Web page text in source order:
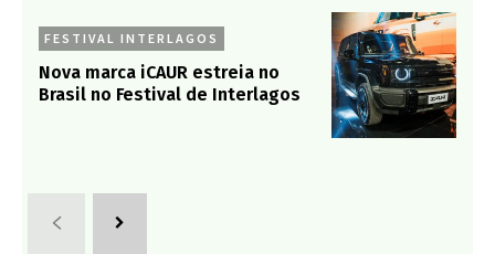
FESTIVAL INTERLAGOS
Nova marca iCAUR estreia no
Brasil no Festival de Interlagos